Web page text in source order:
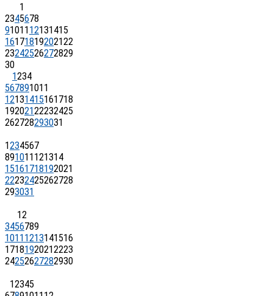
1
2345678
9101112131415
16171819202122
23242526272829
30
1234
567891011
12131415161718
19202122232425
262728293031
1234567
891011121314
15161718192021
22232425262728
293031
12
3456789
10111213141516
17181920212223
24252627282930
12345